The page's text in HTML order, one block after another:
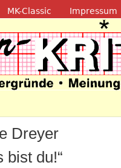
MK-Classic Impressum
Dreyer
bist du!“